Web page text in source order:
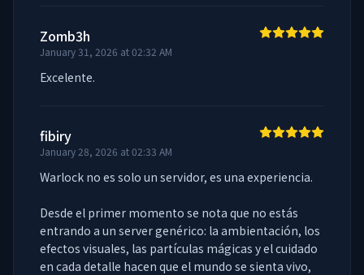
Zomb3h
January 31, 2026 at 02:32 AM
Excelente.
fibiry
January 28, 2026 at 02:33 AM
Warlock no es solo un servidor, es una experiencia.
Desde el primer momento se nota que no estás
entrando a un server genérico: la ambientación, los
efectos visuales, las partículas mágicas y el cuidado
en cada detalle hacen que el mundo se sienta vivo,